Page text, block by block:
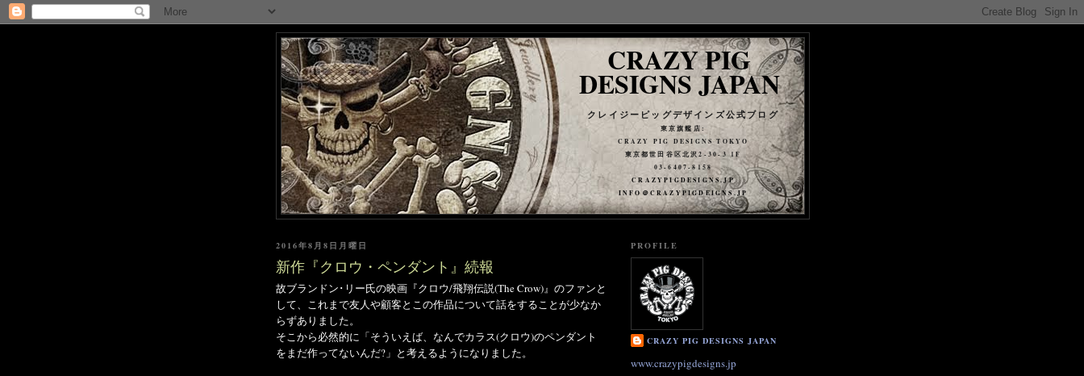
CRAZY PIG
DESIGNS JAPAN
クレイジーピッグデザインズ公式ブログ
東京旗艦店:
CRAZY PIG DESIGNS TOKYO
東京都世田谷区北沢2-30-3 1F
03-6407-8158
CRAZYPIGDESIGNS.JP
INFO＠CRAZYPIGDEIGNS.JP
2016年8月8日月曜日
新作『クロウ・ペンダント』続報
故ブランドン･リー氏の映画『クロウ/飛翔伝説(The Crow)』のファンと
して、これまで友人や顧客とこの作品について話をすることが少なか
らずありました。
そこから必然的に「そういえば、なんでカラス(クロウ)のペンダント
をまだ作ってないんだ?」と考えるようになりました。
PROFILE
CRAZY PIG DESIGNS JAPAN
www.crazypigdesigns.jp